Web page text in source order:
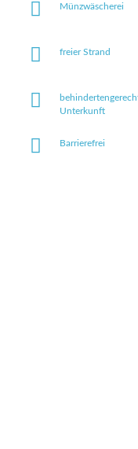
Münzwäscherei
freier Strand
Unterkunft
Barrierefrei